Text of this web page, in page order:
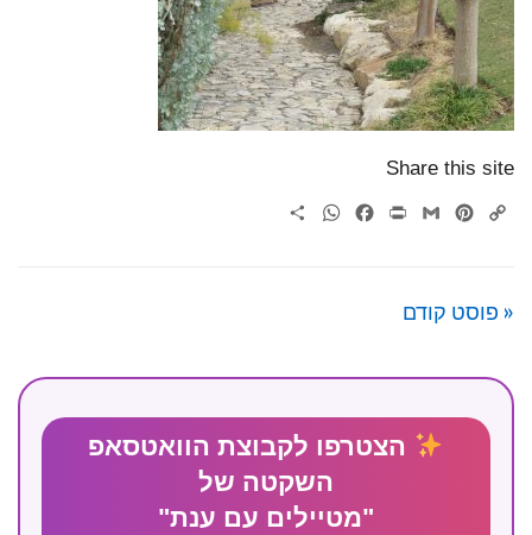
Share this site
Copy
Pinterest
Gmail
Print
Facebook
WhatsApp
« פוסט קודם
הצטרפו לקבוצת הוואטסאפ
השקטה של
"מטיילים עם ענת"